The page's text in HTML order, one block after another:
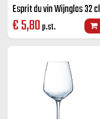
Esprit du vin Wijnglas 32 cl
€5,80p.st.